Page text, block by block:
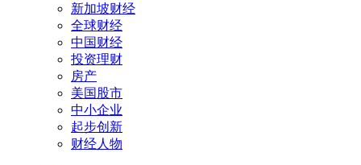
新加坡财经
全球财经
中国财经
投资理财
房产
美国股市
中小企业
起步创新
财经人物